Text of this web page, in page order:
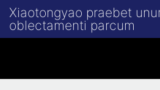
Xiaotongyao praebet
oblectamenti parcum